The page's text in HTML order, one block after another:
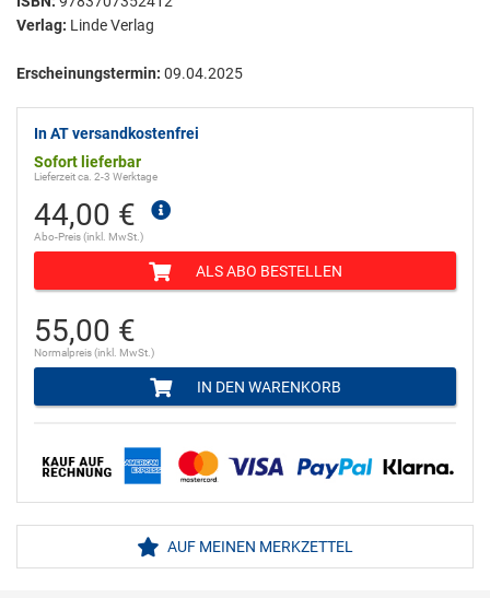
Verlag: Linde Verlag
Erscheinungstermin: 09.04.2025
In AT versandkostenfrei
Sofort lieferbar
Lieferzeit ca. 2-3 Werktage
44,00 €
Abo-Preis (inkl. MwSt.)
ALS ABO BESTELLEN
55,00 €
Normalpreis (inkl. MwSt.)
IN DEN WARENKORB
AUF MEINEN MERKZETTEL